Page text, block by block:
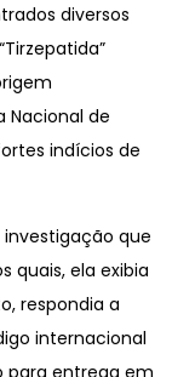
diversos
Nacional de
indícios de
que
quais, ela exibia
respondia a
internacional